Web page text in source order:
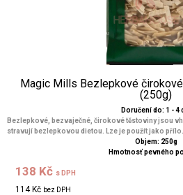
Magic Mills Bezlepkové
(250g)
Doručení do: 1 - 4
Bezlepkové, bezvaječné, čirokové těstoviny jsou
stravují bezlepkovou dietou. Lze je použít jako
Objem: 250g
Hmotnosť pevného
138 Kč s DPH
114 Kč bez DPH